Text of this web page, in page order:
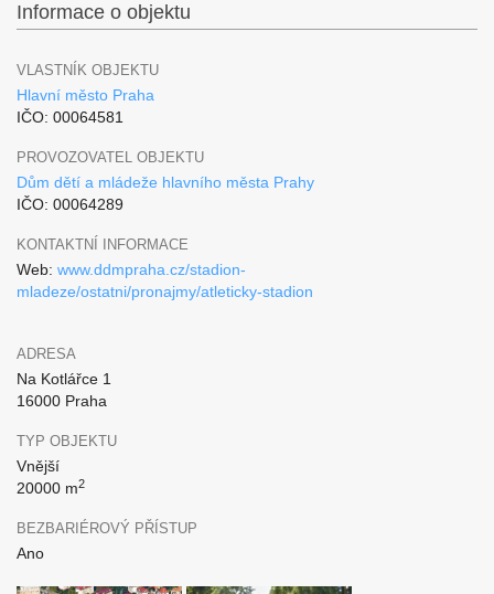
Informace o objektu
VLASTNÍK OBJEKTU
Hlavní město Praha
IČO: 00064581
PROVOZOVATEL OBJEKTU
Dům dětí a mládeže hlavního města Prahy
IČO: 00064289
KONTAKTNÍ INFORMACE
Web: www.ddmpraha.cz/stadion-
mladeze/ostatni/pronajmy/atleticky-stadion
ADRESA
Na Kotlářce 1
16000 Praha
TYP OBJEKTU
Vnější
20000 m2
BEZBARIÉROVÝ PŘÍSTUP
Ano